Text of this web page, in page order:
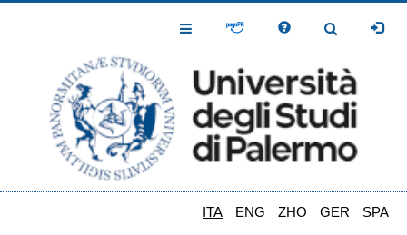
Toggle
Toggle
ITA ENG ZHO GER SPA